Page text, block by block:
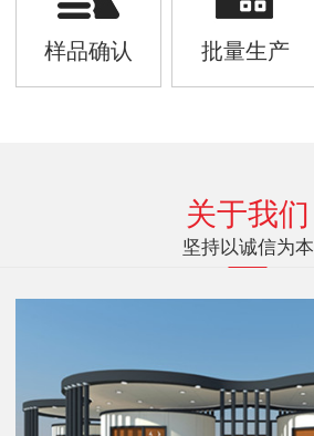
样品确认 批量生产
关于我们
坚持以诚信为本